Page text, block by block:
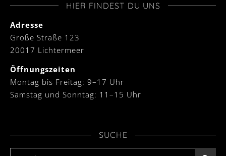
HIER FINDEST DU UNS
Adresse
Große Straße 123
20017 Lichtermeer
Öffnungszeiten
Montag bis Freitag: 9–17 Uhr
Samstag und Sonntag: 11–15 Uhr
SUCHE